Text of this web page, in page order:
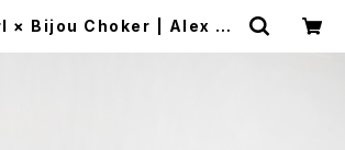
× Bijou Choker | Alex Je